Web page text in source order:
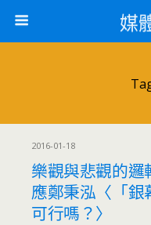
媒
2016-01-18
樂觀與悲觀的
應鄭秉泓〈「
可行嗎？〉